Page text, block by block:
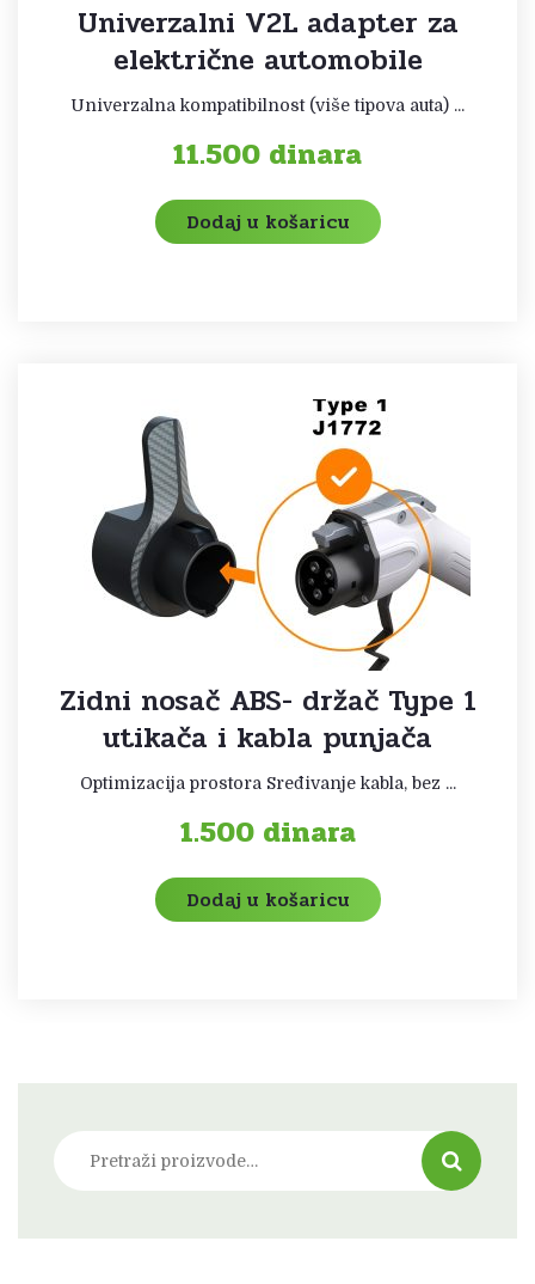
Univerzalni V2L adapter za
električne automobile
Univerzalna kompatibilnost (više tipova auta) ...
11.500 dinara
Dodaj u košaricu
Zidni nosač ABS- držač Type 1
utikača i kabla punjača
Optimizacija prostora Sređivanje kabla, bez ...
1.500 dinara
Dodaj u košaricu